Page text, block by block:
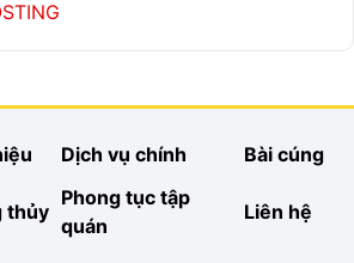
Dịch vụ chính Bài cúng
thủy
Phong tục tập
quán
Liên hệ